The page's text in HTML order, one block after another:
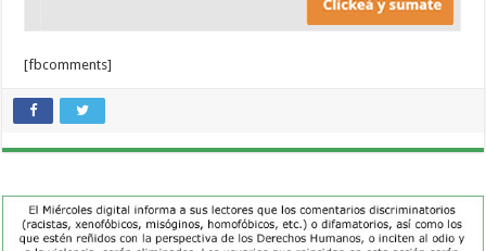
[fbcomments]